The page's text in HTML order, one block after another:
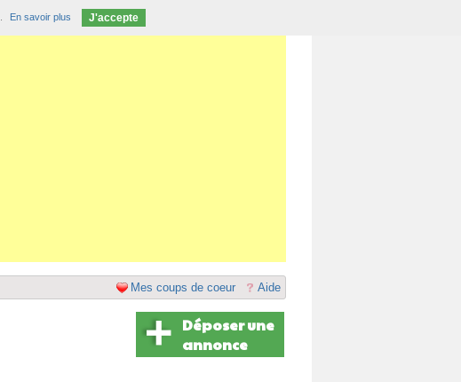
Aide
Mes coups de coeur
Déposer une
annonce
En savoir plus J'accepte